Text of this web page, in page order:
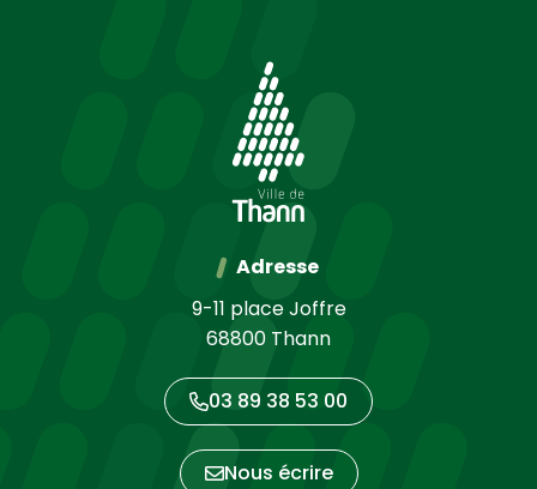
Adresse
9-11 place Joffre
68800 Thann
03 89 38 53 00
Nous écrire